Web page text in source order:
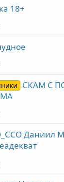
18+
СКАМ С
Даниил